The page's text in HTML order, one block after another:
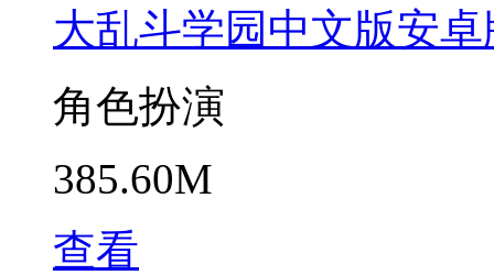
大乱斗学园中文版安卓
角色扮演
385.60M
查看